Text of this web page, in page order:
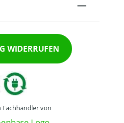
WIDERRUFEN
Fachhändler von